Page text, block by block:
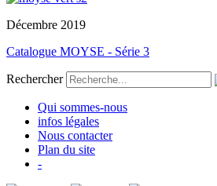
Décembre 2019
Catalogue MOYSE - Série 3
Rechercher
Qui sommes-nous
infos légales
Nous contacter
Plan du site
-